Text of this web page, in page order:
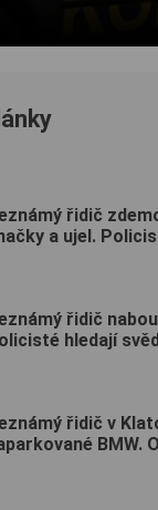
řidič
a ujel.
řidič
hledají
řidič v
BMW.